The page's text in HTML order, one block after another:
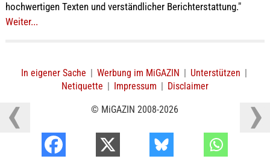
hochwertigen Texten und verständlicher Berichterstattung."
Weiter...
In eigener Sache | Werbung im MiGAZIN | Unterstützen |
Netiquette | Impressum | Disclaimer
© MiGAZIN 2008-2026